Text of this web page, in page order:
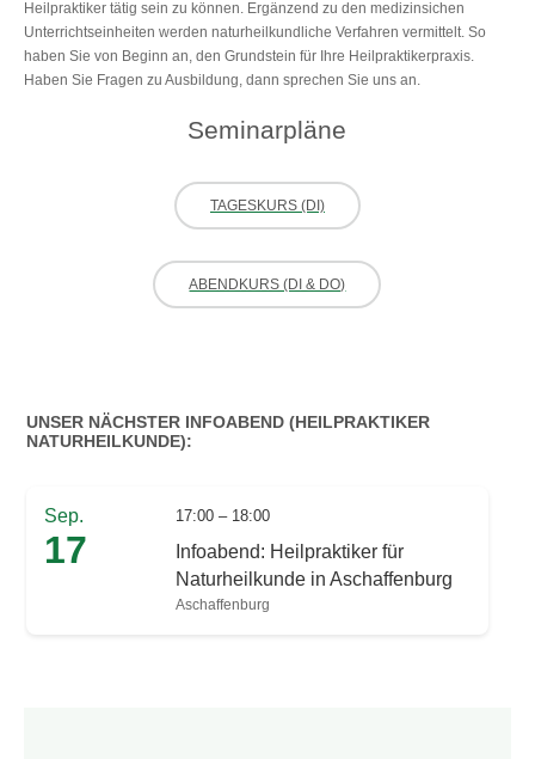
Heilpraktiker tätig sein zu können. Ergänzend zu den medizinsichen
Unterrichtseinheiten werden naturheilkundliche Verfahren vermittelt. So
haben Sie von Beginn an, den Grundstein für Ihre Heilpraktikerpraxis.
Haben Sie Fragen zu Ausbildung, dann sprechen Sie uns an.
Seminarpläne
TAGESKURS (DI)
ABENDKURS (DI & DO)
UNSER NÄCHSTER INFOABEND (HEILPRAKTIKER
NATURHEILKUNDE):
Sep.
17
17:00 – 18:00
Infoabend: Heilpraktiker für
Naturheilkunde in Aschaffenburg
Aschaffenburg